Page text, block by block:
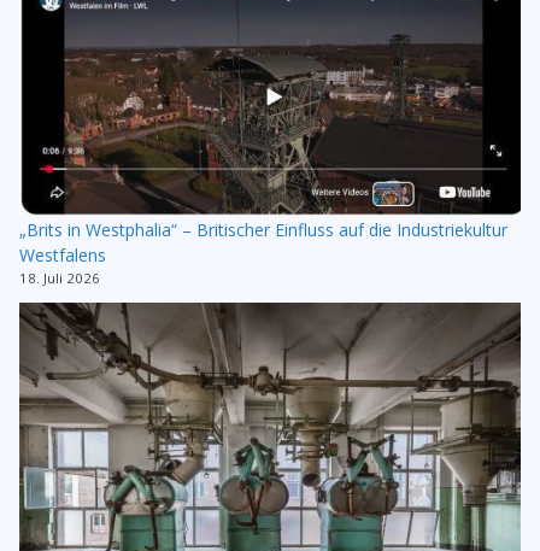
„Brits in Westphalia“ – Britischer Einfluss auf die Industriekultur
Westfalens
18. Juli 2026